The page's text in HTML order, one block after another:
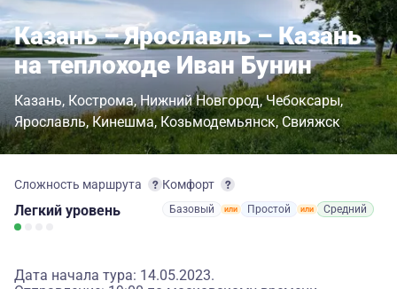
Казань – Ярославль – Казань
на теплоходе Иван Бунин
Казань Кострома Нижний Новгород Чебоксары
Ярославль Кинешма Козьмодемьянск Свияжск
Сложность маршрута
Легкий уровень
Комфорт
Базовый Простой Средний
Дата начала тура: 14.05.2023.